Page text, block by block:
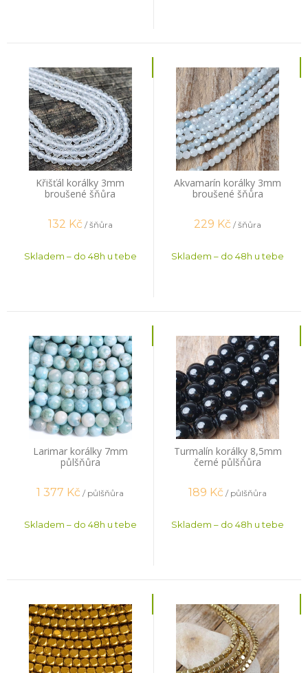
Křišťál korálky 3mm
broušené šňůra
132 Kč / šňůra
Skladem – do 48h u tebe
Akvamarín korálky 3mm
broušené šňůra
229 Kč / šňůra
Skladem – do 48h u tebe
Larimar korálky 7mm
půlšňůra
1 377 Kč / půlšňůra
Skladem – do 48h u tebe
Turmalín korálky 8,5mm
černé půlšňůra
189 Kč / půlšňůra
Skladem – do 48h u tebe